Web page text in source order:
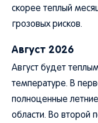
скорее теплый
грозовых рисков.
Август 2026
Август будет
температуре. В
полноценные
области. Во второй